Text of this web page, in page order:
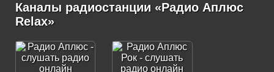
Каналы радиостанции «Радио Аплюс
Relax»